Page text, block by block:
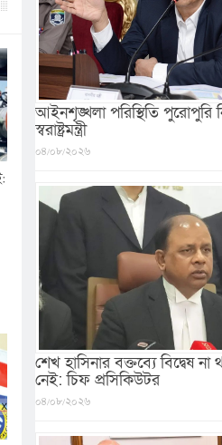
আইনশৃঙ্খলা পরিস্থিতি পুরোপুরি
স্বরাষ্ট্রমন্ত্রী
০৪/০৮/২০২৬
শেখ হাসিনার বক্তব্যে বিদ্বেষ না
নেই: চিফ প্রসিকিউটর
০৪/০৮/২০২৬